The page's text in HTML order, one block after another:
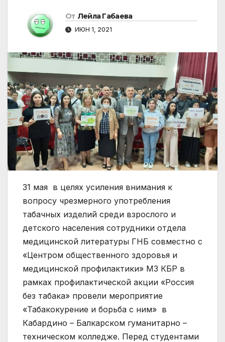
От Лейла Габаева
ИЮН 1, 2021
31 мая в целях усиления внимания к
вопросу чрезмерного употребления
табачных изделий среди взрослого и
детского населения сотрудники отдела
медицинской литературы ГНБ совместно с
«Центром общественного здоровья и
медицинской профилактики» МЗ КБР в
рамках профилактической акции «Россия
без табака» провели мероприятие
«Табакокурение и борьба с ним» в
Кабардино – Балкарском гуманитарно –
техническом колледже. Перед студентами